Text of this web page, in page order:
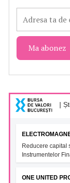
|
Reducere capital
Instrumentelor
ONE UNITED